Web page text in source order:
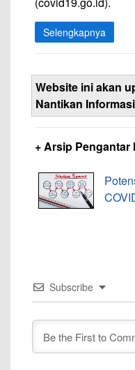
Selengkapnya
Website ini akan
Nantikan
+ Arsip Pengantar
Subscribe